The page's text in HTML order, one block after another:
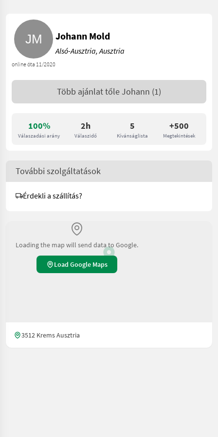
100%
Válaszadási arány
2h
Válaszidő
5
Kívánságlista
+500
Megtekintések
online óta 11/2020
Johann Mold
Alsó-Ausztria, Ausztria
Több ajánlat tőleJohann (1)
További szolgáltatások
Érdekli a szállítás?
Loading the map will send data to Google.
Load Google Maps
3512 Krems Ausztria